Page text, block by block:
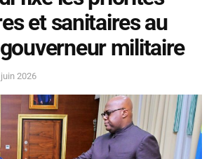
et sanitaires au
militaire
2026